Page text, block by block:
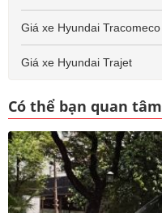
Giá xe Hyundai Tracomeco
Giá xe Hyundai Trajet
Có thể bạn quan tâm